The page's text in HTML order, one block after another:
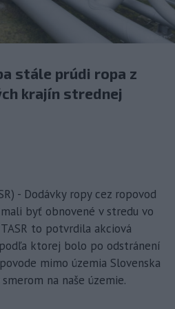
stále prúdi ropa z
krajín strednej
- Dodávky ropy cez ropovod
byť obnovené v stredu vo
to potvrdila akciová
ktorej bolo po odstránení
mimo územia Slovenska
na naše územie.